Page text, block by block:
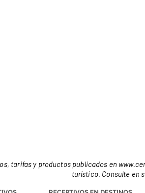
tarifas y productos publicados en
turístico. Consulte en